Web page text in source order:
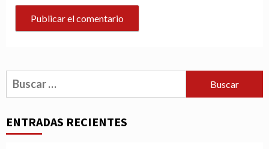
Buscar:
ENTRADAS RECIENTES